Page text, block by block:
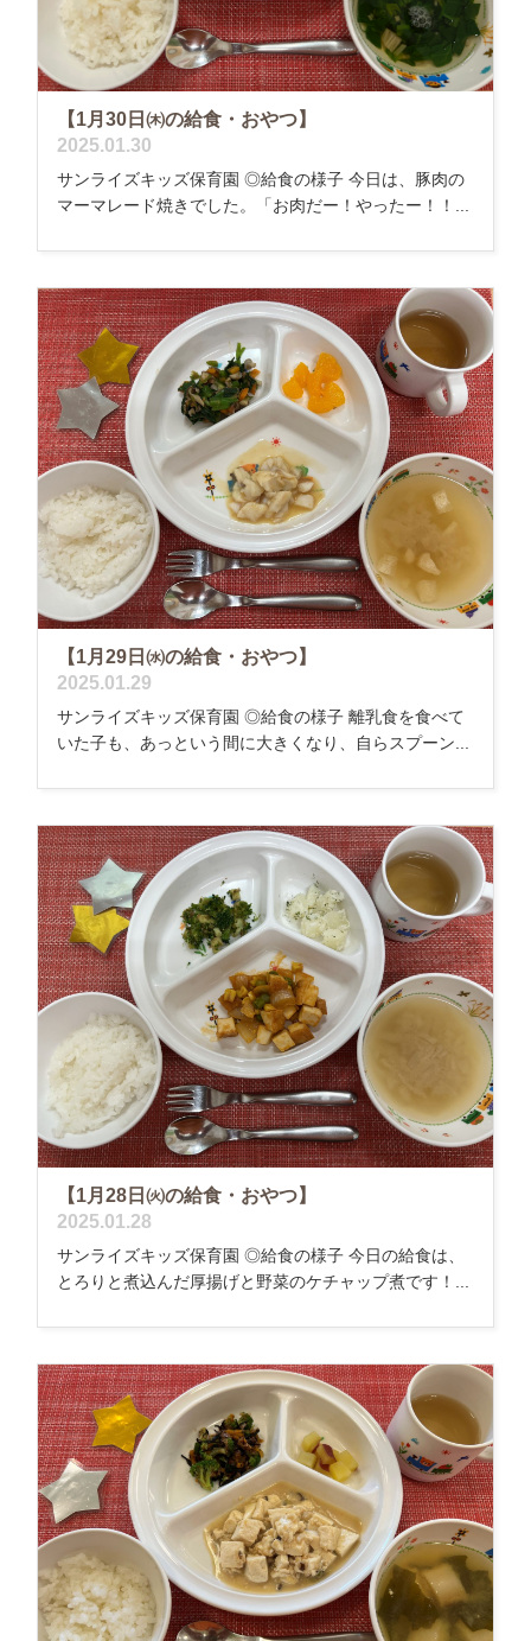
【1月30日㈭の給食・おやつ】
2025.01.30
サンライズキッズ保育園 ◎給食の様子 今日は、豚肉の
マーマレード焼きでした。「お肉だー！やったー！！...
【1月29日㈬の給食・おやつ】
2025.01.29
サンライズキッズ保育園 ◎給食の様子 離乳食を食べて
いた子も、あっという間に大きくなり、自らスプーン...
【1月28日㈫の給食・おやつ】
2025.01.28
サンライズキッズ保育園 ◎給食の様子 今日の給食は、
とろりと煮込んだ厚揚げと野菜のケチャップ煮です！...